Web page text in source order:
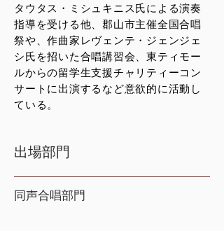
タウタス・ミシュキニス氏による演奏
指導を受ける他、郡山市主催全国合唱
祭や、作曲家レヴェンテ・ジェンジェ
シ氏を招いた合唱講習会、東ティモー
ルからの留学生支援チャリティーコン
サートに出演するなど意欲的に活動し
ている。
出場部門
同声合唱部門